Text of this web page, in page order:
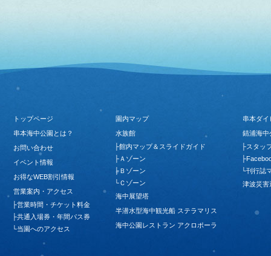
トップページ
串本海中公園とは？
お問い合わせ
イベント情報
お得なWEB割引情報
営業案内・アクセス
├営業時間・チケット料金
├共通入場券・年間パス券
└当園へのアクセス
園内マップ
水族館
├館内マップ＆スライドガイド
├ Ａゾーン
├Ｂゾーン
└Ｃゾーン
海中展望塔
半潜水型海中観光船 ステラマリス
海中公園レストラン アクロポーラ
串本ダ
錆浦海中
├スタッ
├
└刊行誌
津波災害